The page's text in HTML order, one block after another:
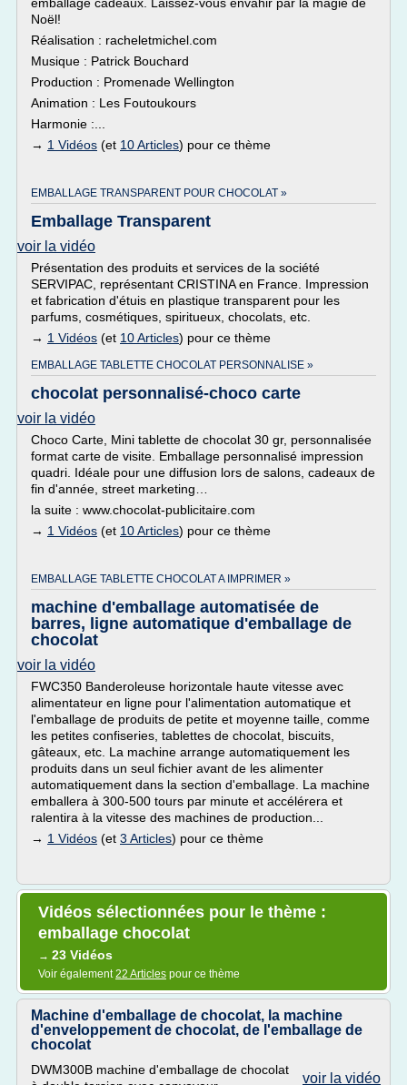
Noël!
Réalisation : racheletmichel.com
Musique : Patrick Bouchard
Production : Promenade Wellington
Animation : Les Foutoukours
Harmonie :...
→ 1 Vidéos (et 10 Articles) pour ce thème
EMBALLAGE TRANSPARENT POUR CHOCOLAT »
Emballage Transparent
voir la vidéo
Présentation des produits et services de la société
SERVIPAC, représentant CRISTINA en France. Impression
et fabrication d'étuis en plastique transparent pour les
parfums, cosmétiques, spiritueux, chocolats, etc.
→ 1 Vidéos (et 10 Articles) pour ce thème
EMBALLAGE TABLETTE CHOCOLAT PERSONNALISE »
chocolat personnalisé-choco carte
voir la vidéo
Choco Carte, Mini tablette de chocolat 30 gr, personnalisée
format carte de visite. Emballage personnalisé impression
quadri. Idéale pour une diffusion lors de salons, cadeaux de
fin d'année, street marketing…
la suite : www.chocolat-publicitaire.com
→ 1 Vidéos (et 10 Articles) pour ce thème
EMBALLAGE TABLETTE CHOCOLAT A IMPRIMER »
machine d'emballage automatisée de
barres, ligne automatique d'emballage de
chocolat
voir la vidéo
FWC350 Banderoleuse horizontale haute vitesse avec
alimentateur en ligne pour l'alimentation automatique et
l'emballage de produits de petite et moyenne taille, comme
les petites confiseries, tablettes de chocolat, biscuits,
gâteaux, etc. La machine arrange automatiquement les
produits dans un seul fichier avant de les alimenter
automatiquement dans la section d'emballage. La machine
emballera à 300-500 tours par minute et accélérera et
ralentira à la vitesse des machines de production...
→ 1 Vidéos (et 3 Articles) pour ce thème
Vidéos sélectionnées pour le thème :
emballage chocolat
→ 23 Vidéos
Voir également22 Articles pour ce thème
Machine d'emballage de chocolat, la machine
d'enveloppement de chocolat, de l'emballage de
chocolat
voir la vidéo
DWM300B machine d'emballage de chocolat